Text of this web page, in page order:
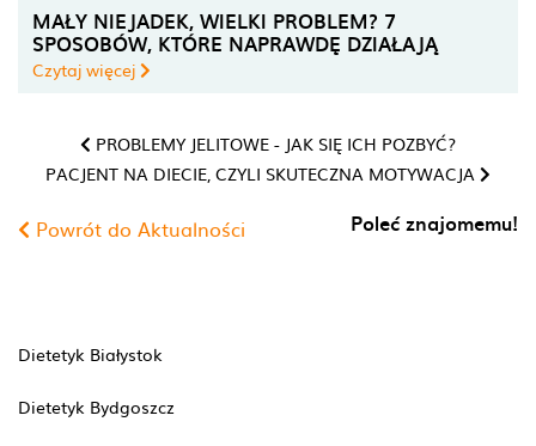
MAŁY NIEJADEK, WIELKI PROBLEM? 7
SPOSOBÓW, KTÓRE NAPRAWDĘ DZIAŁAJĄ
Czytaj więcej
PROBLEMY JELITOWE - JAK SIĘ ICH POZBYĆ?
PACJENT NA DIECIE, CZYLI SKUTECZNA MOTYWACJA
Powrót do Aktualności Poleć znajomemu!
Dietetyk Białystok
Dietetyk Bydgoszcz